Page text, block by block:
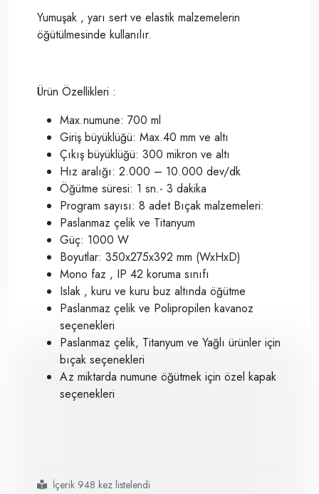
Yumuşak , yarı sert ve elastik malzemelerin
öğütülmesinde kullanılır.
Ürün Özellikleri :
Max.numune: 700 ml
Giriş büyüklüğü: Max.40 mm ve altı
Çıkış büyüklüğü: 300 mikron ve altı
Hız aralığı: 2.000 – 10.000 dev/dk
Öğütme süresi: 1 sn.- 3 dakika
Program sayısı: 8 adet Bıçak malzemeleri:
Paslanmaz çelik ve Titanyum
Güç: 1000 W
Boyutlar: 350x275x392 mm (WxHxD)
Mono faz , IP 42 koruma sınıfı
Islak , kuru ve kuru buz altında öğütme
Paslanmaz çelik ve Polipropilen kavanoz
seçenekleri
Paslanmaz çelik, Titanyum ve Yağlı ürünler için
bıçak seçenekleri
Az miktarda numune öğütmek için özel kapak
seçenekleri
#retsch
#
#
#
#yarı sert ve elastik malzemelerin öğütülmesinde kullanılır
İçerik 948 kez listelendi